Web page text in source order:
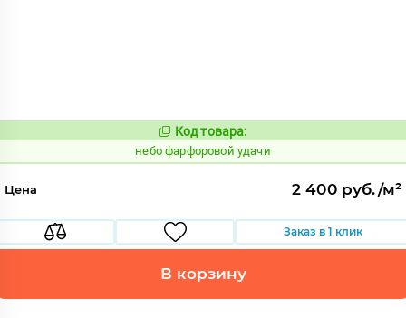
Код:
1123360
Код товара:
небо фарфоровой удачи
Цена 2 400 руб./м²
Заказ в 1 клик
В корзину